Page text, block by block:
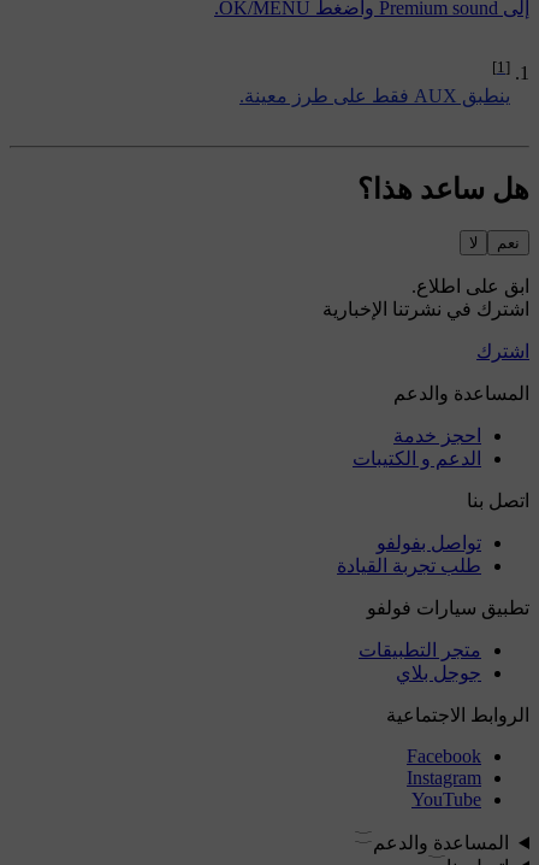
[1]
ينطبق AUX فقط على طرز معينة.
إلى Premium sound واضغط OK/MENU.
هل ساعد هذا؟
نعم لا